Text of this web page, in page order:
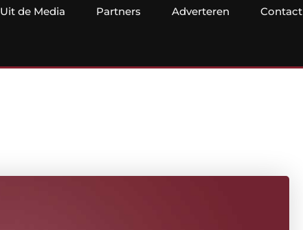
Uit de Media Partners Adverteren Contact